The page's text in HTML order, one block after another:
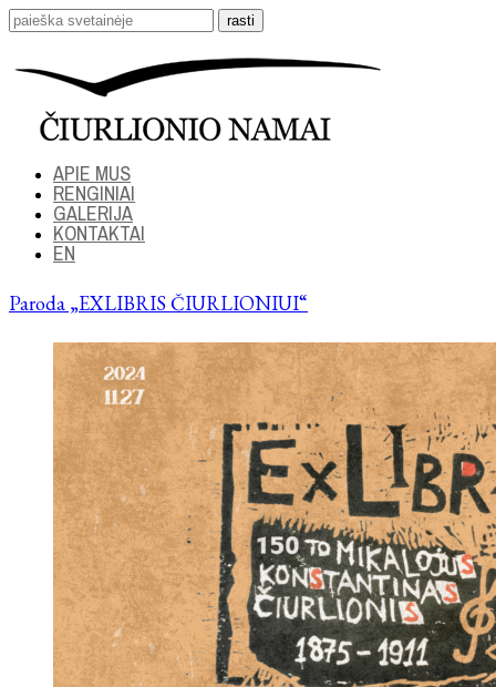
APIE MUS
RENGINIAI
GALERIJA
KONTAKTAI
EN
Paroda „EXLIBRIS ČIURLIONIUI“